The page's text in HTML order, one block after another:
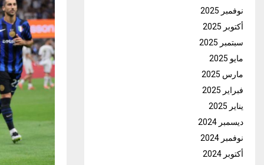
نوفمبر 2025
أكتوبر 2025
سبتمبر 2025
مايو 2025
مارس 2025
فبراير 2025
يناير 2025
ديسمبر 2024
نوفمبر 2024
أكتوبر 2024